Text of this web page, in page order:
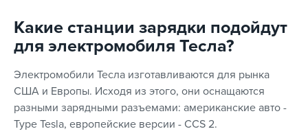
Какие станции зарядки подойдут
для электромобиля Тесла?
Электромобили Тесла изготавливаются для рынка
США и Европы. Исходя из этого, они оснащаются
разными зарядными разъемами: американские авто -
Type Tesla, европейские версии - CCS 2.